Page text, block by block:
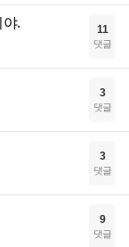
야. 11
댓글
3
댓글
3
댓글
9
댓글